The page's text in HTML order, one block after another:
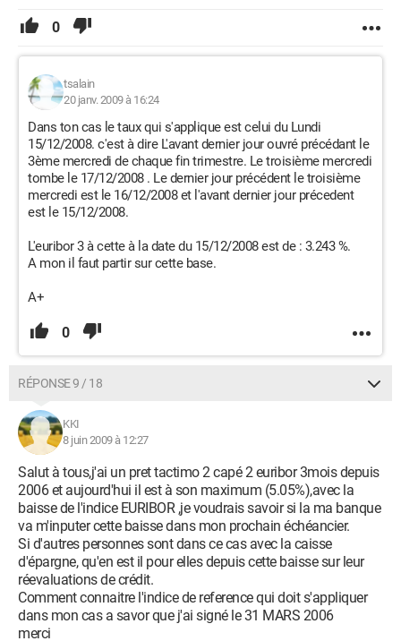
0
tsalain
20 janv. 2009 à 16:24
Dans ton cas le taux qui s'applique est celui du Lundi
15/12/2008. c'est à dire L'avant dernier jour ouvré précédant le
3ème mercredi de chaque fin trimestre. Le troisième mercredi
tombe le 17/12/2008 . Le dernier jour précédent le troisième
mercredi est le 16/12/2008 et l'avant dernier jour précedent
est le 15/12/2008.
L'euribor 3 à cette à la date du 15/12/2008 est de : 3.243 %.
A mon il faut partir sur cette base.
A+
0
RÉPONSE 9 / 18
KKI
8 juin 2009 à 12:27
Salut à tous,j'ai un pret tactimo 2 capé 2 euribor 3mois depuis
2006 et aujourd'hui il est à son maximum (5.05%),avec la
baisse de l'indice EURIBOR ,je voudrais savoir si la ma banque
va m'inputer cette baisse dans mon prochain échéancier.
Si d'autres personnes sont dans ce cas avec la caisse
d'épargne, qu'en est il pour elles depuis cette baisse sur leur
réevaluations de crédit.
Comment connaitre l'indice de reference qui doit s'appliquer
dans mon cas a savor que j'ai signé le 31 MARS 2006
merci